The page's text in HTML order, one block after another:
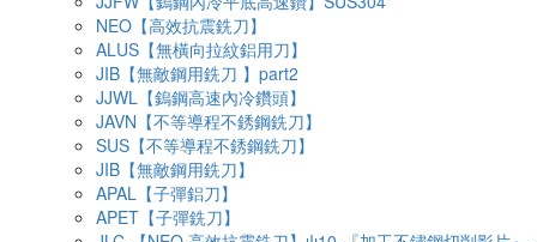
NEO【高效抗震銑刀】
ALUS【無橫向拉紋鋁用刀】
JIB【無敵鋼用銑刀 】part2
JJWL【鎢鋼高速內冷鑽頭】
JAVN【不等導程不銹鋼銑刀】
SUS【不等導程不銹鋼銑刀】
JIB【無敵鋼用銑刀】
APAL【子彈鋁刀】
APET【子彈銑刀】